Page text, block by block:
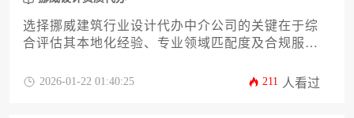
选择挪威建筑行业设计代办中介公司的关键在于综
合评估其本地化经验、专业领域匹配度及合规服务
户评价体系，结合自身项目需求制定科学筛选流
2026-01-22 01:40:25 211 人看过